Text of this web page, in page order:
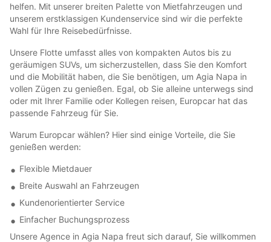
helfen. Mit unserer breiten Palette von Mietfahrzeugen und
unserem erstklassigen Kundenservice sind wir die perfekte
Wahl für Ihre Reisebedürfnisse.
Unsere Flotte umfasst alles von kompakten Autos bis zu
geräumigen SUVs, um sicherzustellen, dass Sie den Komfort
und die Mobilität haben, die Sie benötigen, um Agia Napa in
vollen Zügen zu genießen. Egal, ob Sie alleine unterwegs sind
oder mit Ihrer Familie oder Kollegen reisen, Europcar hat das
passende Fahrzeug für Sie.
Warum Europcar wählen? Hier sind einige Vorteile, die Sie
genießen werden:
Flexible Mietdauer
Breite Auswahl an Fahrzeugen
Kundenorientierter Service
Einfacher Buchungsprozess
Unsere Agence in Agia Napa freut sich darauf, Sie willkommen